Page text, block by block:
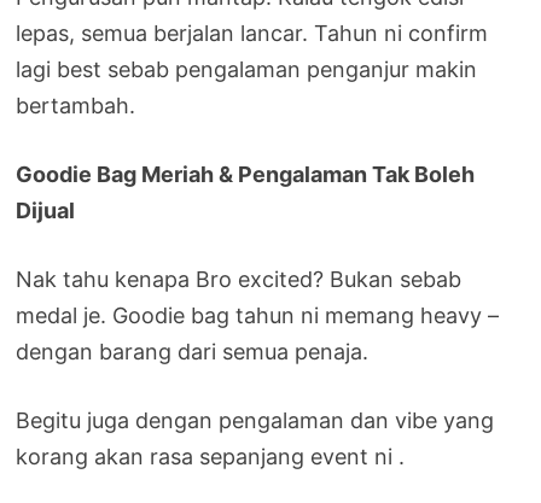
lepas, semua berjalan lancar. Tahun ni confirm
lagi best sebab pengalaman penganjur makin
bertambah.
Goodie Bag Meriah & Pengalaman Tak Boleh
Dijual
Nak tahu kenapa Bro excited? Bukan sebab
medal je. Goodie bag tahun ni memang heavy –
dengan barang dari semua penaja.
Begitu juga dengan pengalaman dan vibe yang
korang akan rasa sepanjang event ni .